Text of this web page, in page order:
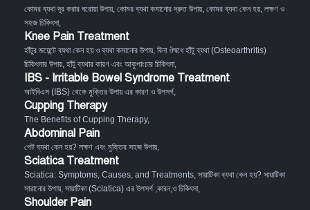
কোমর ব্যথা দূর করার ঘরোয়া উপায় কোমর ব্যথা কমানোর দ্রুত উপায় কোমর ব্যথা কেন হয়, লক্ষণ ও
সহজ চিকিৎসা,
Knee Pain Treatment
হাঁটুর জয়েন্টে ব্যথা কেন হয় ও ব্যথা কমানোর উপায় বিনা ঔষধে হাঁটু ব্যথা (Osteoarthritis)
চিকিৎসার উপায় হাঁটু ব্যথার কারণ এবং আকুপাংচার চিকিৎসা,
IBS - Irritable Bowel Syndrome Treatment
আইবিএস (IBS) থেকে মুক্তির উপায় এর কারণ ও উপসর্গ,
Cupping Therapy
The Benefits of Cupping Therapy,
Abdominal Pain
পেট ব্যথা কেন হয়? লক্ষণ এবং মুক্তির সহজ উপায়
Sciatica Treatment
Sciatica: Symptoms, Causes, and Treatments সায়াটিকা ব্যথা কেন হয়? সায়াটিকা
সারানোর উপায় সায়াটিকা (Sciatica) এর উপসর্গ ,কারন,ও চিকিৎসা,
Shoulder Pain